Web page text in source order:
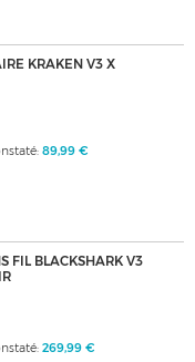
KRAKEN V3 X
89,99 €
FIL BLACKSHARK V3
269,99 €